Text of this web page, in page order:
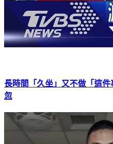
長時間「久坐」又不做「這
忽